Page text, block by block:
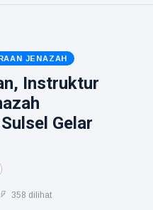
JENAZAH
Instruktur
Gelar
358 dilihat